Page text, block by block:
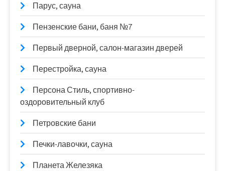
Парус, сауна
Пензенские бани, баня №7
Первый дверной, салон-магазин дверей
Перестройка, сауна
Персона Стиль, спортивно-
оздоровительный клуб
Петровские бани
Печки-лавочки, сауна
Планета Железяка